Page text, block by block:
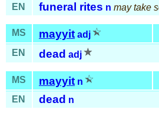
EN funeral rites n may take
MS mayyit adj
EN dead adj
MS mayyit n
EN dead n